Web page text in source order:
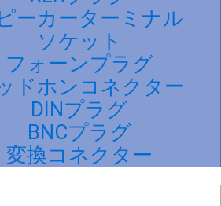
ーカーターミナル
ソケット
フォーンプラグ
ドホンコネクター
DINプラグ
BNCプラグ
変換コネクター